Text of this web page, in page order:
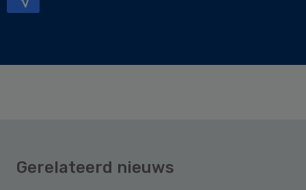
Gerelateerd nieuws